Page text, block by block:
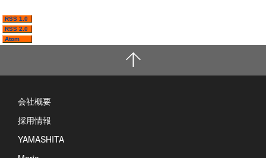
RSS 1.0
RSS 2.0
Atom
会社概要
採用情報
YAMASHITA